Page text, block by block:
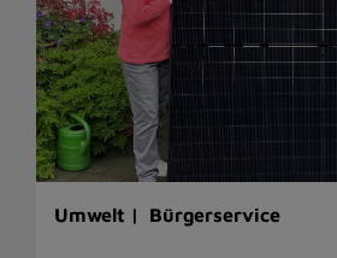
Umwelt | Bürgerservice